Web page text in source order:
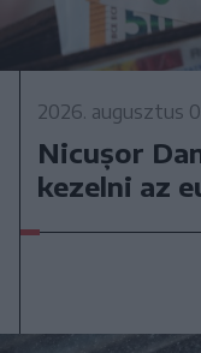
2026. augusztus
Nicușor
kezelni az